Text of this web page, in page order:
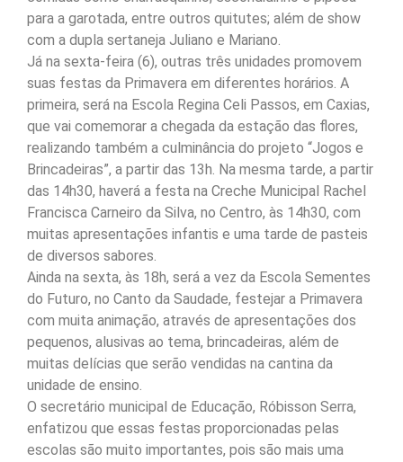
para a garotada, entre outros quitutes; além de show
com a dupla sertaneja Juliano e Mariano.
Já na sexta-feira (6), outras três unidades promovem
suas festas da Primavera em diferentes horários. A
primeira, será na Escola Regina Celi Passos, em Caxias,
que vai comemorar a chegada da estação das flores,
realizando também a culminância do projeto “Jogos e
Brincadeiras”, a partir das 13h. Na mesma tarde, a partir
das 14h30, haverá a festa na Creche Municipal Rachel
Francisca Carneiro da Silva, no Centro, às 14h30, com
muitas apresentações infantis e uma tarde de pasteis
de diversos sabores.
Ainda na sexta, às 18h, será a vez da Escola Sementes
do Futuro, no Canto da Saudade, festejar a Primavera
com muita animação, através de apresentações dos
pequenos, alusivas ao tema, brincadeiras, além de
muitas delícias que serão vendidas na cantina da
unidade de ensino.
O secretário municipal de Educação, Róbisson Serra,
enfatizou que essas festas proporcionadas pelas
escolas são muito importantes, pois são mais uma